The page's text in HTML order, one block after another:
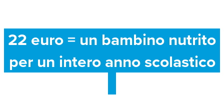
22 euro = un bambino nutrito
per un intero anno scolastico